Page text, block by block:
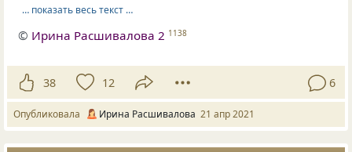
… показать весь текст …
© Ирина Расшивалова 2 1138
38 12 6
Опубликовала Ирина Расшивалова 21 апр 2021